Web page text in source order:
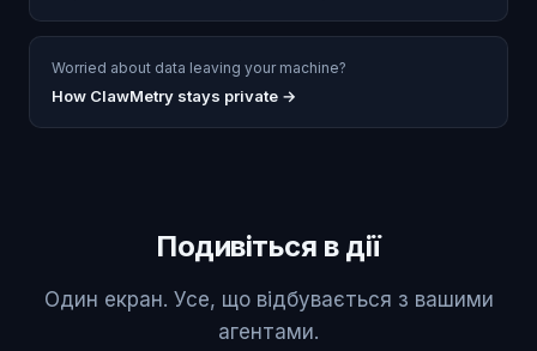
Worried about data leaving your machine?
How ClawMetry stays private →
Подивіться в дії
Один екран. Усе, що відбувається з вашими
агентами.